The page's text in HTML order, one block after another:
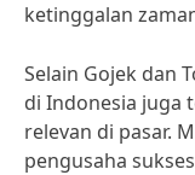
ketinggalan
Selain Gojek dan
di Indonesia juga
relevan di pasar.
pengusaha